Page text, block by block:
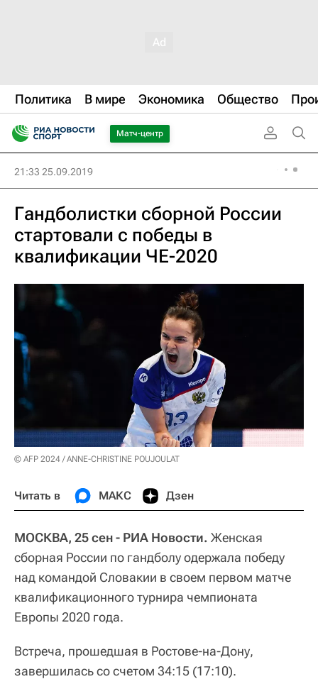
Политика В мире Экономика Общество
Матч-центр
21:33 25.09.2019
Гандболистки сборной России
стартовали с победы в
квалификации ЧЕ-2020
© AFP 2024 / ANNE-CHRISTINE POUJOULAT
Читать в МАКС Дзен
МОСКВА, 25 сен - РИА Новости. Женская
сборная России по гандболу одержала победу
над командой Словакии в своем первом матче
квалификационного турнира чемпионата
Европы 2020 года.
Встреча, прошедшая в Ростове-на-Дону,
завершилась со счетом 34:15 (17:10).